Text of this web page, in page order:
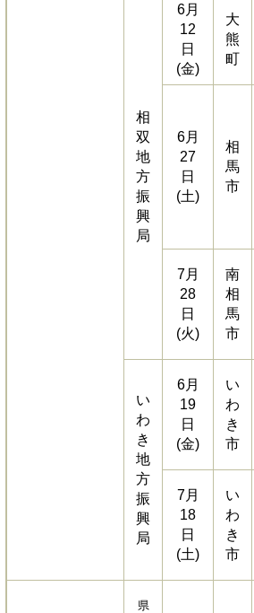
相
双
地
方
振
興
局
6月
12
日
(金)
大
熊
町
6月
27
日
(土)
相
馬
市
7月
28
日
(火)
南
相
馬
市
い
わ
き
地
方
振
興
局
6月
19
日
(金)
い
わ
き
市
7月
18
日
(土)
い
わ
き
市
県